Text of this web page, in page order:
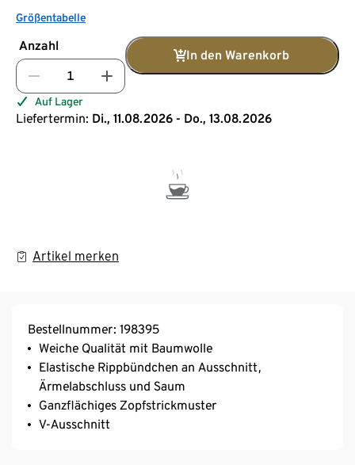
Größentabelle
Anzahl
In den Warenkorb
Auf Lager
Liefertermin: Di., 11.08.2026 - Do., 13.08.2026
Artikel merken
Bestellnummer: 198395
Weiche Qualität mit Baumwolle
Elastische Rippbündchen an Ausschnitt,
Ärmelabschluss und Saum
Ganzflächiges Zopfstrickmuster
V-Ausschnitt